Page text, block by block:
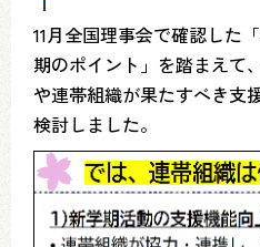
11月全国理事会で確認した
期のポイント」を踏まえて
や連帯組織が果たすべき支
検討しました。